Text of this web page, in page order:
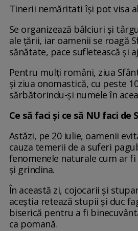
Tinerii nemăritati își pot visa
Se organizează bâlciuri și
ale țării, iar oamenii se roagă
sănătate, pace sufletească și
Pentru mulți români, ziua
și ziua onomastică, cu peste
sărbătorindu-și numele în
Ce să faci şi ce să NU faci de
Astăzi, pe 20 iulie, oamenii
cauza temerii de a suferi
fenomenele naturale cum ar
și grindina.
În această zi, cojocarii și
aceștia retează stupii și duc
biserică pentru a fi
ca pomană.